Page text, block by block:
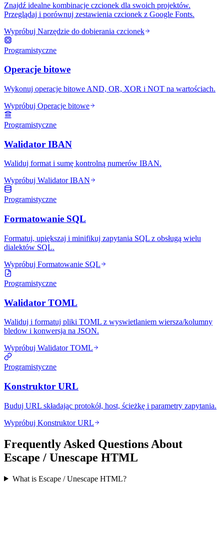
Znajdź idealne kombinacje czcionek dla swoich projektów.
Przeglądaj i porównuj zestawienia czcionek z Google Fonts.
Wypróbuj Narzędzie do dobierania czcionek
Programistyczne
Operacje bitowe
Wykonuj operacje bitowe AND, OR, XOR i NOT na wartościach.
Wypróbuj Operacje bitowe
Programistyczne
Walidator IBAN
Waliduj format i sumę kontrolną numerów IBAN.
Wypróbuj Walidator IBAN
Programistyczne
Formatowanie SQL
Formatuj, upiększaj i minifikuj zapytania SQL z obsługą wielu
dialektów SQL.
Wypróbuj Formatowanie SQL
Programistyczne
Walidator TOML
Waliduj i formatuj pliki TOML z wyswietlaniem wiersza/kolumny
bledow i konwersja na JSON.
Wypróbuj Walidator TOML
Programistyczne
Konstruktor URL
Buduj URL składając protokół, host, ścieżkę i parametry zapytania.
Wypróbuj Konstruktor URL
Frequently Asked Questions About
Escape / Unescape HTML
What is Escape / Unescape HTML?